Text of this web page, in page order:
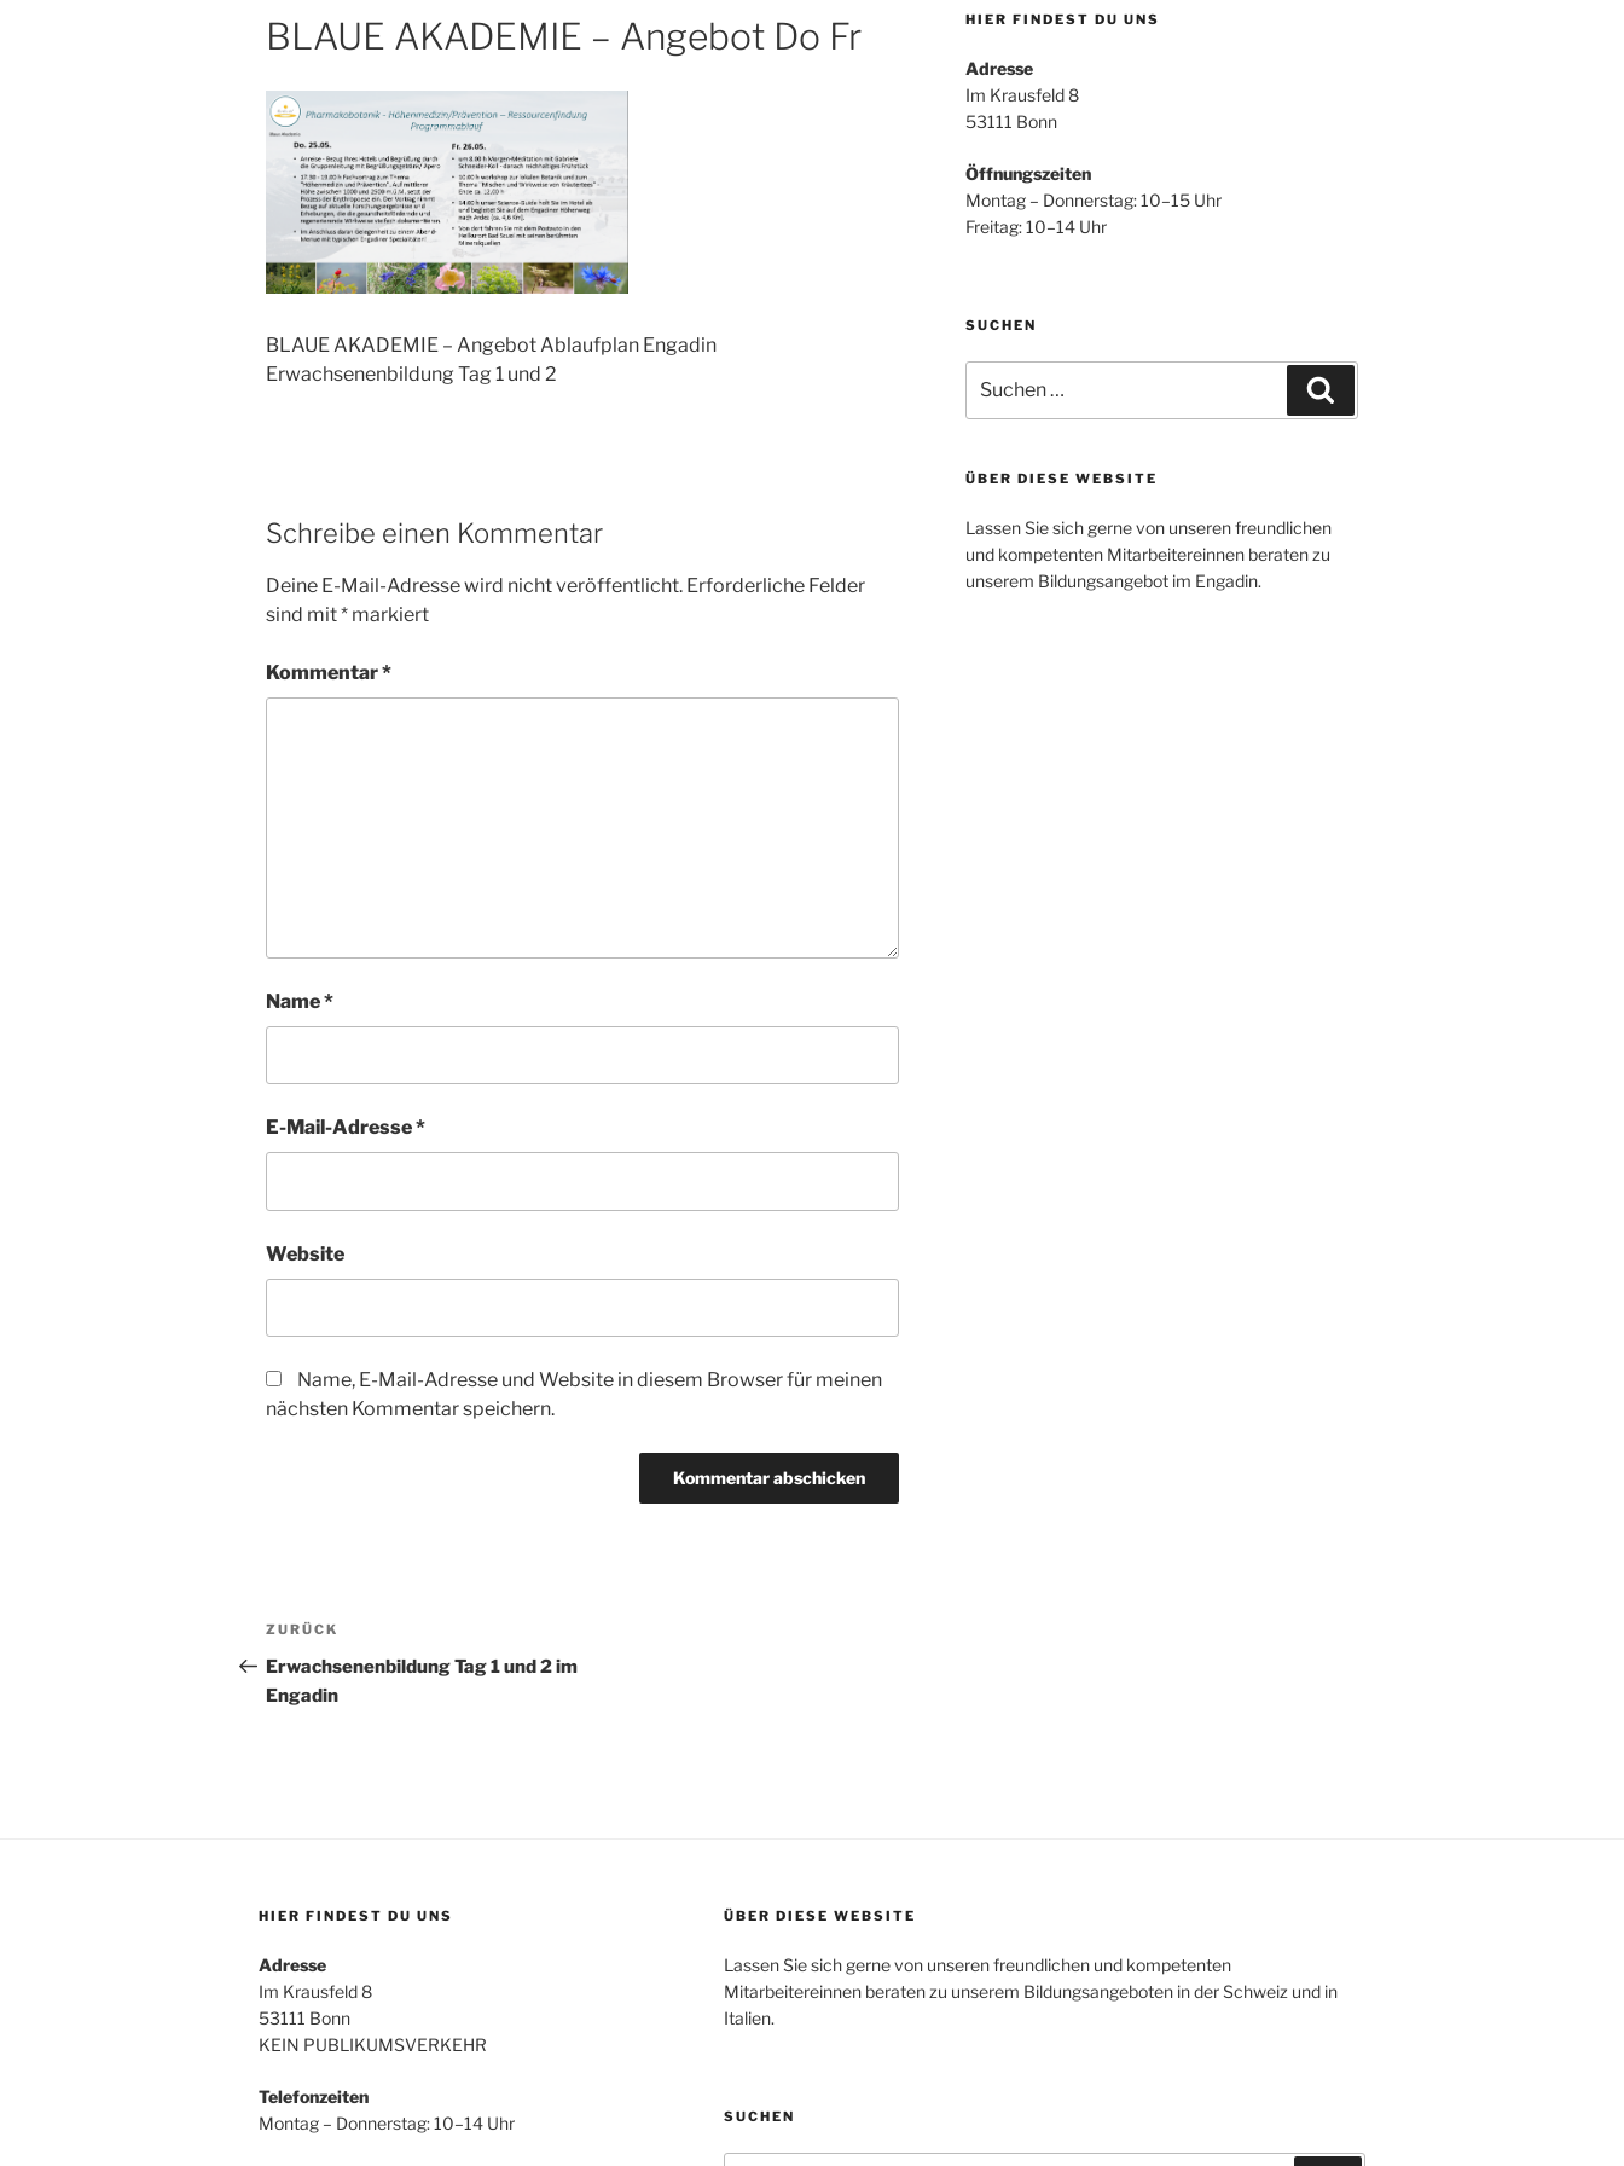
BLAUE AKADEMIE – Angebot Do Fr
BLAUE AKADEMIE – Angebot Ablaufplan Engadin
Erwachsenenbildung Tag 1 und 2
Schreibe einen Kommentar
Deine E-Mail-Adresse wird nicht veröffentlicht. Erforderliche Felder
sind mit* markiert
Kommentar*
Name*
E-Mail-Adresse*
Website
Name, E-Mail-Adresse und Website in diesem Browser für meinen
nächsten Kommentar speichern.
Beitragsnavigation
Vorheriger
Beitrag
ZURÜCK
Erwachsenenbildung Tag 1 und 2 im
Engadin
HIER FINDEST DU UNS
Adresse
Im Krausfeld 8
53111 Bonn
Öffnungszeiten
Montag – Donnerstag: 10–15 Uhr
Freitag: 10–14 Uhr
SUCHEN
nach:
ÜBER DIESE WEBSITE
Lassen Sie sich gerne von unseren freundlichen
und kompetenten Mitarbeitereinnen beraten zu
unserem Bildungsangebot im Engadin.
HIER FINDEST DU UNS
Adresse
Im Krausfeld 8
53111 Bonn
KEIN PUBLIKUMSVERKEHR
Telefonzeiten
Montag – Donnerstag: 10–14 Uhr
ÜBER DIESE WEBSITE
Lassen Sie sich gerne von unseren freundlichen und kompetenten
Mitarbeitereinnen beraten zu unserem Bildungsangeboten in der Schweiz und in
Italien.
SUCHEN